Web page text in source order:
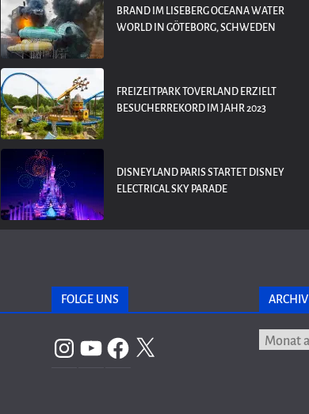
BRAND IM LISEBERG OCEANA WATER
WORLD IN GÖTEBORG, SCHWEDEN
FREIZEITPARK TOVERLAND ERZIELT
BESUCHERREKORD IM JAHR 2023
DISNEYLAND PARIS STARTET DISNEY
ELECTRICAL SKY PARADE
FOLGE UNS
InstagramYouTubeFacebook
X
ARCHIV
Archiv